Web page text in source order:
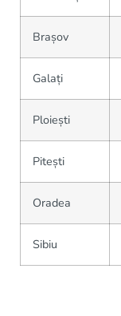
Brașov
Galați
Ploiești
Pitești
Oradea
Sibiu